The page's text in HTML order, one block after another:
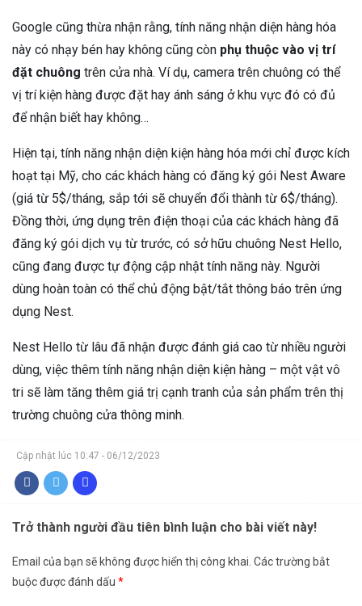
Google cũng thừa nhận rằng, tính năng nhận diện hàng hóa
này có nhạy bén hay không cũng còn phụ thuộc vào vị trí
đặt chuông trên cửa nhà. Ví dụ, camera trên chuông có thể
vị trí kiện hàng được đặt hay ánh sáng ở khu vực đó có đủ
để nhận biết hay không…
Hiện tại, tính năng nhận diện kiện hàng hóa mới chỉ được kích
hoạt tại Mỹ, cho các khách hàng có đăng ký gói Nest Aware
(giá từ 5$/tháng, sắp tới sẽ chuyển đổi thành từ 6$/tháng).
Đồng thời, ứng dụng trên điện thoại của các khách hàng đã
đăng ký gói dịch vụ từ trước, có sở hữu chuông Nest Hello,
cũng đang được tự động cập nhật tính năng này. Người
dùng hoàn toàn có thể chủ động bật/tắt thông báo trên ứng
dụng Nest.
Nest Hello từ lâu đã nhận được đánh giá cao từ nhiều người
dùng, việc thêm tính năng nhận diện kiện hàng – một vật vô
tri sẽ làm tăng thêm giá trị cạnh tranh của sản phẩm trên thị
trường chuông cửa thông minh.
Cập nhật lúc 10:47 - 06/12/2023
Trở thành người đầu tiên bình luận cho bài viết này!
Email của bạn sẽ không được hiển thị công khai. Các trường bắt
buộc được đánh dấu *